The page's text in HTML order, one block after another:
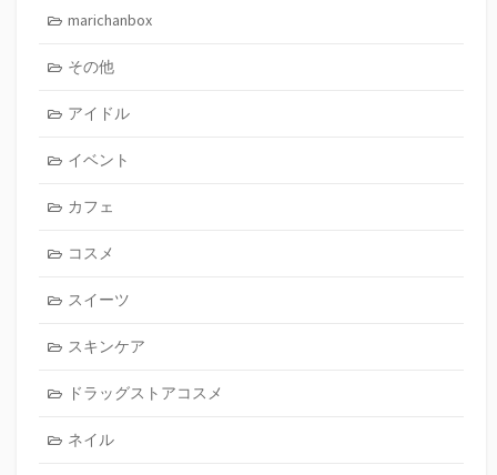
marichanbox
その他
アイドル
イベント
カフェ
コスメ
スイーツ
スキンケア
ドラッグストアコスメ
ネイル